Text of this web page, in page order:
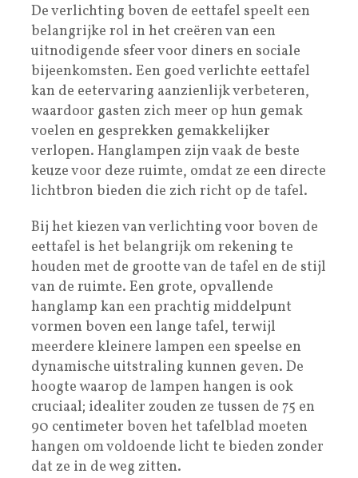
De verlichting boven de eettafel speelt een
belangrijke rol in het creëren van een
uitnodigende sfeer voor diners en sociale
bijeenkomsten. Een goed verlichte eettafel
kan de eetervaring aanzienlijk verbeteren,
waardoor gasten zich meer op hun gemak
voelen en gesprekken gemakkelijker
verlopen. Hanglampen zijn vaak de beste
keuze voor deze ruimte, omdat ze een directe
lichtbron bieden die zich richt op de tafel.
Bij het kiezen van verlichting voor boven de
eettafel is het belangrijk om rekening te
houden met de grootte van de tafel en de stijl
van de ruimte. Een grote, opvallende
hanglamp kan een prachtig middelpunt
vormen boven een lange tafel, terwijl
meerdere kleinere lampen een speelse en
dynamische uitstraling kunnen geven. De
hoogte waarop de lampen hangen is ook
cruciaal; idealiter zouden ze tussen de 75 en
90 centimeter boven het tafelblad moeten
hangen om voldoende licht te bieden zonder
dat ze in de weg zitten.